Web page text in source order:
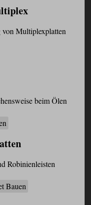
Multiplexplatten
beim Ölen
Robinienleisten
Bauen